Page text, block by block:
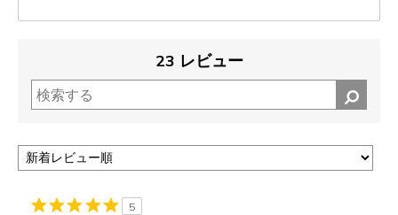
23 レビュー
5